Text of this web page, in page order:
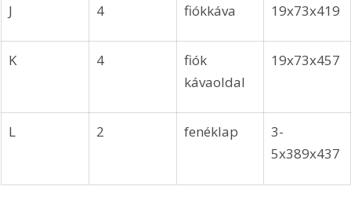
J 4 fiókkáva 19x73x419
K 4
fiók
kávaoldal
19x73x457
L 2 fenéklap
3-
5x389x437